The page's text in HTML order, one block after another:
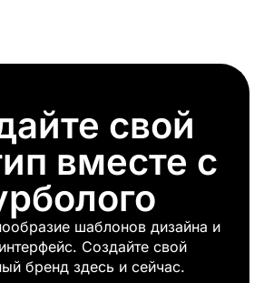
свой
вместе с
шаблонов дизайна и
Создайте свой
бренд здесь и сейчас.